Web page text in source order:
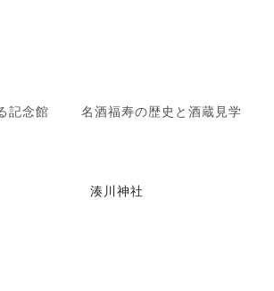
記念館 名酒福寿の歴史と酒蔵見学
湊川神社